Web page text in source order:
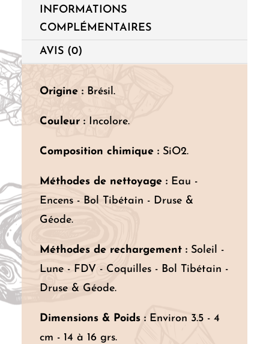
INFORMATIONS
COMPLÉMENTAIRES
AVIS (0)
Origine :Brésil.
Couleur :Incolore.
Composition chimique :SiO2.
Méthodes de nettoyage :Eau -
Encens - Bol Tibétain - Druse &
Géode.
Méthodes de rechargement :Soleil -
Lune - FDV - Coquilles - Bol Tibétain -
Druse & Géode.
Dimensions & Poids :Environ 3.5 - 4
cm - 14 à 16 grs.